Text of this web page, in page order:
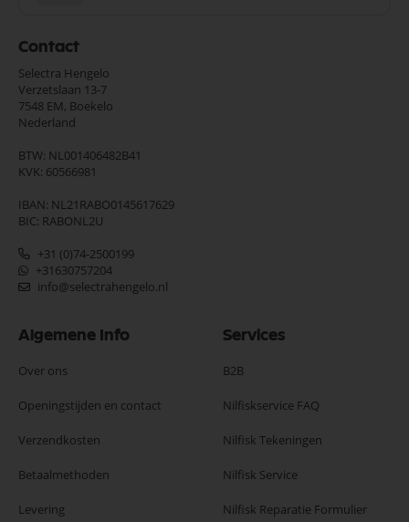
Contact
Selectra Hengelo
Verzetslaan 13-7
7548 EM, Boekelo
Nederland
BTW: NL001406482B41
KVK: 60566981
IBAN: NL21RABO0145617629
BIC: RABONL2U
+31 (0)74-2500199
+31630757204
info@selectrahengelo.nl
Algemene Info
Over ons
Openingstijden en contact
Verzendkosten
Betaalmethoden
Levering
Services
B2B
Nilfiskservice FAQ
Nilfisk Tekeningen
Nilfisk Service
Nilfisk Reparatie Formulier